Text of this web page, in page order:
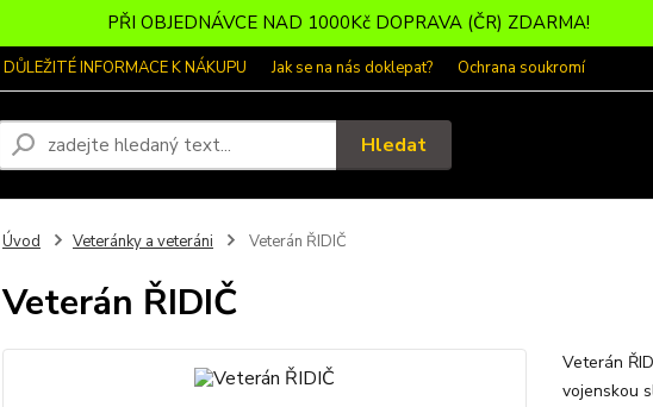
PŘI OBJEDNÁVCE NAD 1000Kč DOPRAVA (ČR) ZDARMA!
DŮLEŽITÉ INFORMACE K NÁKUPU Jak se na nás doklepat? Ochrana soukromí
Hledat
Úvod Veteránky a veteráni Veterán ŘIDIČ
Veterán ŘIDIČ
Veterán
vojenskou